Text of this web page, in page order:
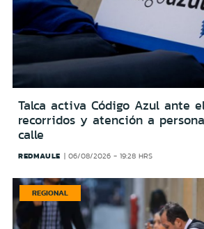
Talca activa Código Azul ante
recorridos y atención a
calle
REDMAULE 06/08/2026 - 19:28 HRS
REGIONAL